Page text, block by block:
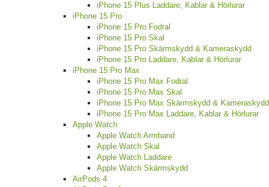
iPhone 15 Plus Laddare, Kablar & Hörlurar
iPhone 15 Pro
iPhone 15 Pro Fodral
iPhone 15 Pro Skal
iPhone 15 Pro Skärmskydd & Kameraskydd
iPhone 15 Pro Laddare, Kablar & Hörlurar
iPhone 15 Pro Max
iPhone 15 Pro Max Fodral
iPhone 15 Pro Max Skal
iPhone 15 Pro Max Skärmskydd & Kameraskydd
iPhone 15 Pro Max Laddare, Kablar & Hörlurar
Apple Watch
Apple Watch Armband
Apple Watch Skal
Apple Watch Laddare
Apple Watch Skärmskydd
AirPods 4